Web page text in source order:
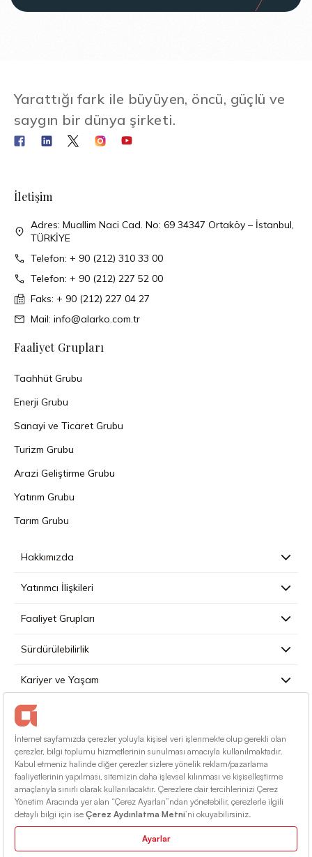
Yarattığı fark ile büyüyen, öncü, güçlü ve
saygın bir dünya şirketi.
İletişim
Adres: Muallim Naci Cad. No: 69 34347 Ortaköy – İstanbul,
TÜRKİYE
Telefon: + 90 (212) 310 33 00
Telefon: + 90 (212) 227 52 00
Faks: + 90 (212) 227 04 27
Mail: info@alarko.com.tr
Faaliyet Grupları
Taahhüt Grubu
Enerji Grubu
Sanayi ve Ticaret Grubu
Turizm Grubu
Arazi Geliştirme Grubu
Yatırım Grubu
Tarım Grubu
Hakkımızda
Yatırımcı İlişkileri
Faaliyet Grupları
Sürdürülebilirlik
Kariyer ve Yaşam
Basın
İletişim
Türkçe
Kullanım Koşulları
Bilgi Toplumu Hizmetleri